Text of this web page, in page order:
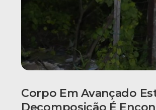
Corpo Em Avançado